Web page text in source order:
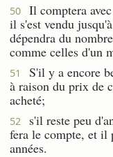
50
Il comptera
il s'est vendu
dépendra du
comme celles d'un
51
S'il y a encore
à raison du prix de
acheté;
52
s'il reste peu
fera le compte, et il
années.